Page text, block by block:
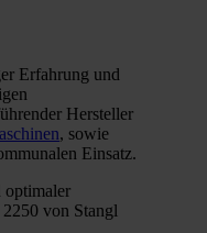
Erfahrung und
Hersteller
, sowie
Einsatz.